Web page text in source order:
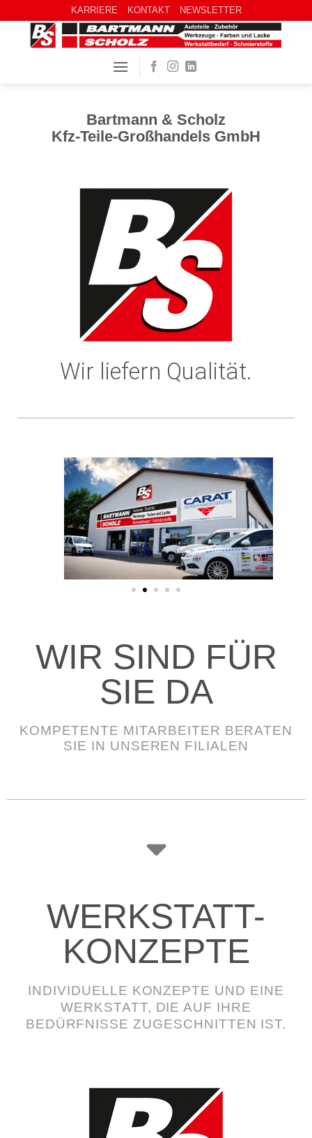
KARRIERE KONTAKT NEWSLETTER
Bartmann & Scholz
Kfz-Teile-Großhandels GmbH
Wir liefern Qualität.
WIR SIND FÜR
SIE DA
KOMPETENTE MITARBEITER BERATEN
SIE IN UNSEREN FILIALEN
WERKSTATT-
KONZEPTE
INDIVIDUELLE KONZEPTE UND EINE
WERKSTATT, DIE AUF IHRE
BEDÜRFNISSE ZUGESCHNITTEN IST.